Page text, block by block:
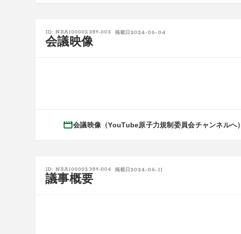
ID: NRA100002389-003 掲載日 2024-06-04
会議映像
会議映像（YouTube原子力規制委員会チャンネルへ）
ID: NRA100002389-004 掲載日 2024-06-11
議事概要